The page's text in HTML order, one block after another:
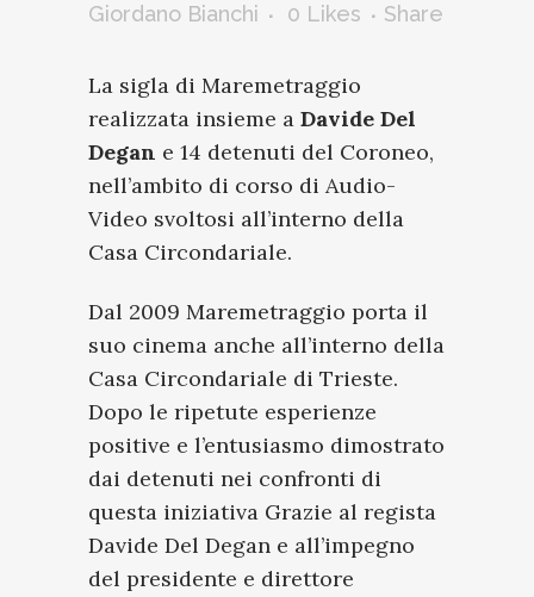
Giordano Bianchi
0 Likes Share
La sigla di Maremetraggio
realizzata insieme a Davide Del
Degan e 14 detenuti del Coroneo,
nell’ambito di corso di Audio-
Video svoltosi all’interno della
Casa Circondariale.
Dal 2009 Maremetraggio porta il
suo cinema anche all’interno della
Casa Circondariale di Trieste.
Dopo le ripetute esperienze
positive e l’entusiasmo dimostrato
dai detenuti nei confronti di
questa iniziativa Grazie al regista
Davide Del Degan e all’impegno
del presidente e direttore